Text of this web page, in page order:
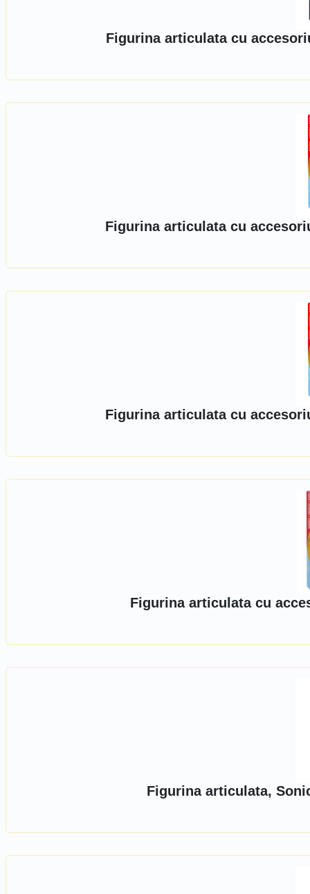
Figurina articulata cu
Figurina articulata cu
Figurina articulata cu
Figurina articulata cu
Figurina articulata,